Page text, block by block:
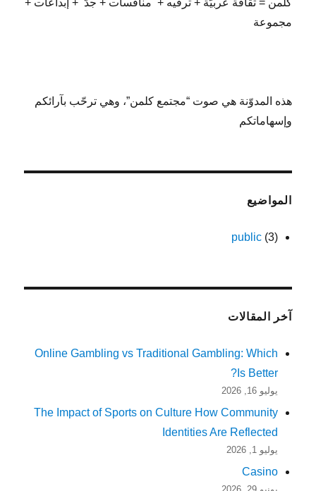
مجموعة
هذه المدوّنة هي صوت “مجتمع كلمن”، وهي ترحّب بآرائكم
وإسهاماتكم
المواضيع
public(3)
آخر المقالات
Online Gambling vs Traditional Gambling: Which
Is Better?
يوليو 16, 2026
The Impact of Sports on Culture How Community
Identities Are Reflected
يوليو 1, 2026
Casino